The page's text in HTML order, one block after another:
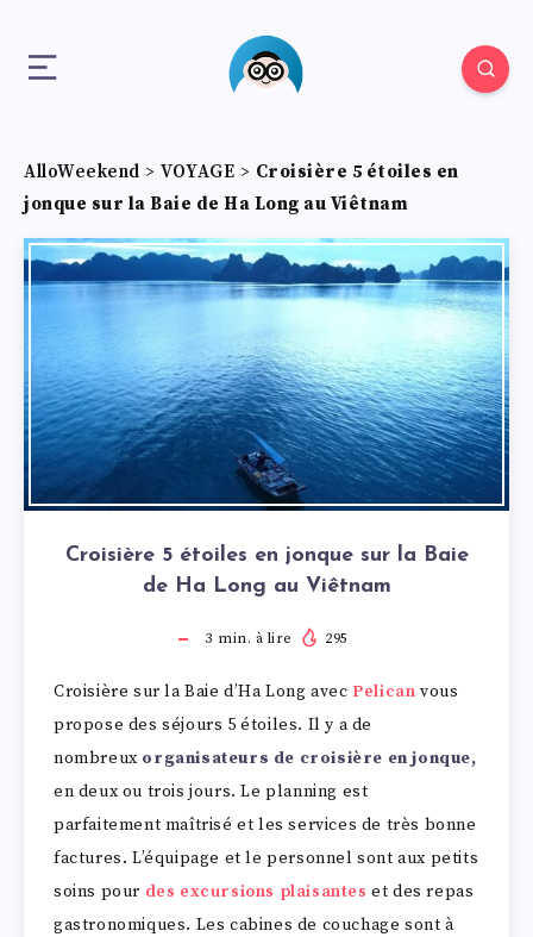
AlloWeekend > VOYAGE > Croisière 5 étoiles en
jonque sur la Baie de Ha Long au Viêtnam
Croisière 5 étoiles en jonque sur la Baie
de Ha Long au Viêtnam
3 min. à lire 295
Croisière sur la Baie d’Ha Long avecPelican vous
propose des séjours 5 étoiles. Il y a de
nombreux organisateurs de croisière en jonque,
en deux ou trois jours. Le planning est
parfaitement maîtrisé et les services de très bonne
factures. L’équipage et le personnel sont aux petits
soins pour des excursions plaisantes et des repas
gastronomiques. Les cabines de couchage sont à